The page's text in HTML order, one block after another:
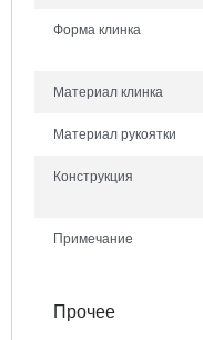
Форма клинка
Материал клинка
Материал рукоятки
Конструкция
Примечание
Прочее